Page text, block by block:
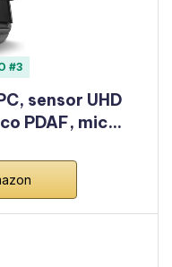
#3
sensor UHD
PDAF, mic…